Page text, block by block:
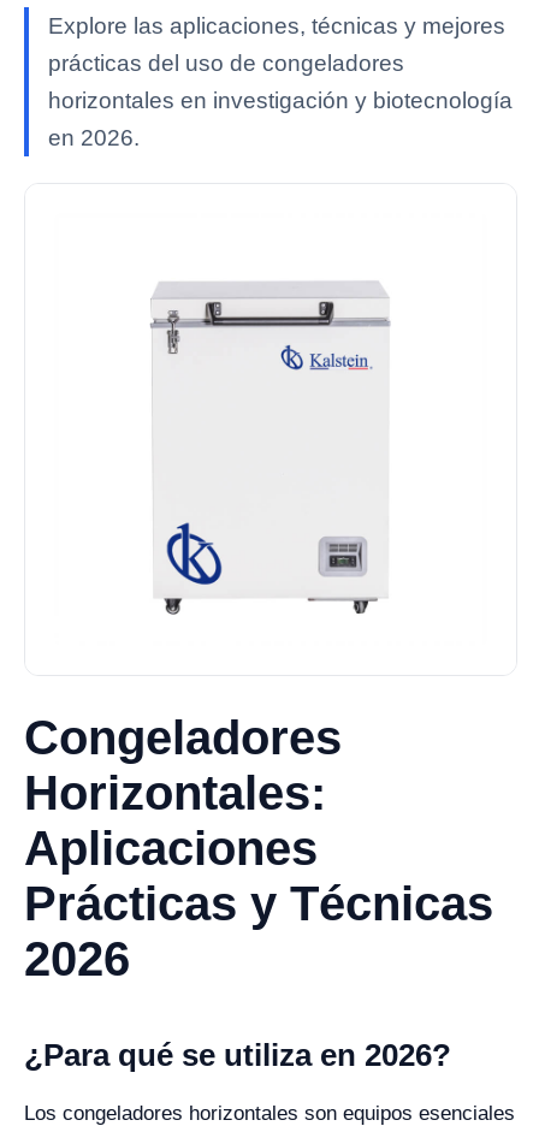
Explore las aplicaciones, técnicas y mejores
prácticas del uso de congeladores
horizontales en investigación y biotecnología
en 2026.
Congeladores
Horizontales:
Aplicaciones
Prácticas y Técnicas
2026
¿Para qué se utiliza en 2026?
Los congeladores horizontales son equipos esenciales